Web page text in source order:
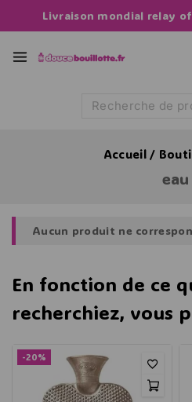
Livraison mondial relay
Accueil /
eau
Aucun produit ne
En fonction de ce
recherchiez, vous
-20%